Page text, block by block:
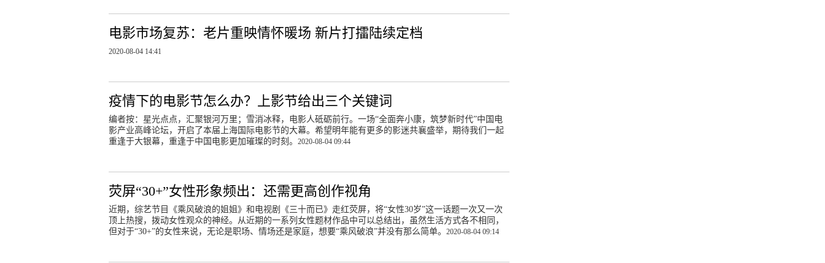
电影市场复苏：老片重映情怀暖场 新片打擂陆续定档
2020-08-04 14:41
疫情下的电影节怎么办？上影节给出三个关键词
编者按：星光点点，汇聚银河万里；雪消冰释，电影人砥砺前行。一场“全面奔小康，筑梦新时代”中国电
影产业高峰论坛，开启了本届上海国际电影节的大幕。希望明年能有更多的影迷共襄盛举，期待我们一起
重逢于大银幕，重逢于中国电影更加璀璨的时刻。 2020-08-04 09:44
荧屏“30+”女性形象频出：还需更高创作视角
近期，综艺节目《乘风破浪的姐姐》和电视剧《三十而已》走红荧屏，将“女性30岁”这一话题一次又一次
顶上热搜，拨动女性观众的神经。从近期的一系列女性题材作品中可以总结出，虽然生活方式各不相同，
但对于“30+”的女性来说，无论是职场、情场还是家庭，想要“乘风破浪”并没有那么简单。 2020-08-04 09:14